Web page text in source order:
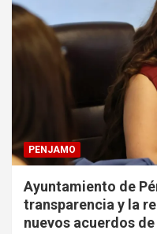
PENJAMO
Ayuntamiento de
transparencia y la
nuevos acuerdos